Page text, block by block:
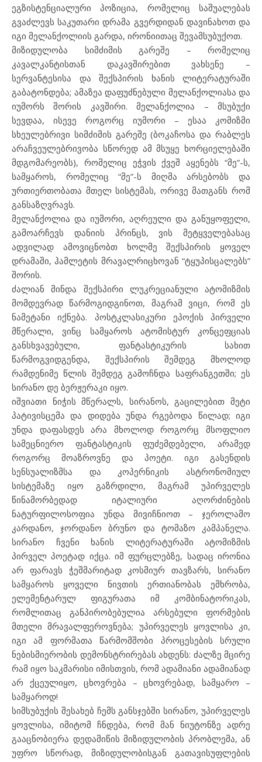
ეგზისტენციალური პოზიცია, რომელიც საშუალებას
გვაძლევს საკუთარი დრამა გვერდიდან დავინახოთ და
იგი მელანქოლიის გარდა, ირონიითაც შევამსუბუქოთ.
მიზიდულობა სიმძიმის გარეშე – რომელიც
კავალკანტისთან დაკავშირებით ვახსენე –
სერვანტესისა და შექსპირის ხანის ლიტერატურაში
გაბატონდება; ამაზეა დაფუძნებული მელანქოლიასა და
იუმორს შორის კავშირი. მელანქოლია – მსუბუქი
სევდაა, ისევე როგორც იუმორი – ესაა კომიზმი
სხეულებრივი სიმძიმის გარეშე (ბოკაჩოსა და რაბლეს
არაჩვეულებრივობა სწორედ ამ მსუყე ხორციელებაში
მდგომარეობს), რომელიც ეჭვის ქვეშ აყენებს “მე”-ს,
სამყაროს, რომელიც “მე”-ს მიღმა არსებობს და
ურთიერთობათა მთელ სისტემას, ორივე მათგანს რომ
განსაზღვრავს.
მელანქოლია და იუმორი, აღრეული და განუყოფელი,
გამოარჩევს დანიის პრინცს, ვის მეტყველებასაც
ადვილად ამოვიცნობთ ხოლმე შექსპირის ყოველ
დრამაში, ჰამლეტის მრავალრიცხოვან “ტყუპისცალებს”
შორის.
ძალიან მინდა შექსპირი ლუკრეციანული ატომიზმის
მომდევრად წარმოგიდგინოთ, მაგრამ ვიცი, რომ ეს
ნამეტანი იქნება. პოსტკლასიკური ეპოქის პირველი
მწერალი, ვინც სამყაროს ატომისტურ კონცეფციას
განსხვავებული, ფანტასტიკურის სახით
წარმოგვიდგენდა, შექსპირის შემდეგ მხოლოდ
რამდენიმე წლის შემდეგ გამოჩნდა საფრანგეთში; ეს
სირანო დე ბერჟერაკი იყო.
იშვიათი ნიჭის მწერალს, სირანოს, გაცილებით მეტი
პატივისცემა და დიდება უნდა რგებოდა წილად; იგი
უნდა დაფასდეს არა მხოლოდ როგორც მსოფლიო
სამეცნიერო ფანტასტიკის ფუძემდებელი, არამედ
როგორც მოაზროვნე და პოეტი. იგი გასენდის
სენსუალიზმსა და კოპერნიკის ასტრონომიულ
სისტემაზე იყო გაზრდილი, მაგრამ უპირველეს
წინამორბედად იტალიური აღორძინების
ნატურფილოსოფია უნდა მივიჩნიოთ – ჯეროლამო
კარდანო, ჯორდანო ბრუნო და ტომაზო კამპანელა.
სირანო ჩვენი ხანის ლიტერატურაში ატომიზმის
პირველ პოეტად იქცა. იმ ფურცლებზე, სადაც ირონია
არ ფარავს ჭეშმარიტად კოსმიურ თავზარს, სირანო
სამყაროს ყოველი ნივთის ერთიანობას ემხრობა,
ელემენტარულ ფიგურათა იმ კომბინატორიკას,
რომლითაც განპირობებულია არსებული ფორმების
მთელი მრავალფეროვნება; უპირველეს ყოვლისა კი,
იგი ამ ფორმათა წარმომშობი პროცესების სრული
ნებისმიერობის დემონსტრირებას ახდენს: ძალზე მცირე
რამ იყო საკმარისი იმისთვის, რომ ადამიანი ადამიანად
არ ქცეულიყო, ცხოვრება – ცხოვრებად, სამყარო –
სამყაროდ!
სიმსუბუქის შესახებ ჩემს განსჯებში სირანო, უპირველეს
ყოვლისა, იმიტომ ჩნდება, რომ მან ნიუტონზე ადრე
გააცნობიერა დედამიწის მიზიდულობის პრობლემა, ან
უფრო სწორად, მიზიდულობისგან გათავისუფლების